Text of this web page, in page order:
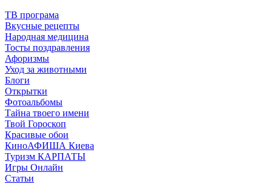
ТВ програма
Вкусные рецепты
Народная медицина
Тосты поздравления
Афоризмы
Уход за животными
Блоги
Открытки
Фотоальбомы
Тайна твоего имени
Твой Гороскоп
Красивые обои
КиноАФИША Киева
Туризм КАРПАТЫ
Игры Онлайн
Статьи